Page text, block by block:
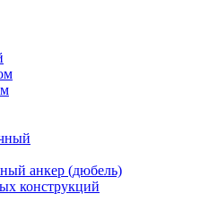
анкер (дюбель)
конструкций